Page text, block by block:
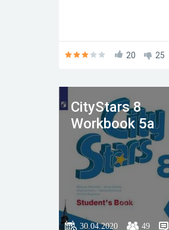
20 25
СityStars 8
Workbook 5a
30.04.2020 49